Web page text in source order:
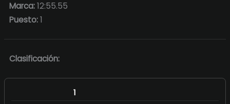
Marca:12:55.55
Puesto:1
Clasificación:
1